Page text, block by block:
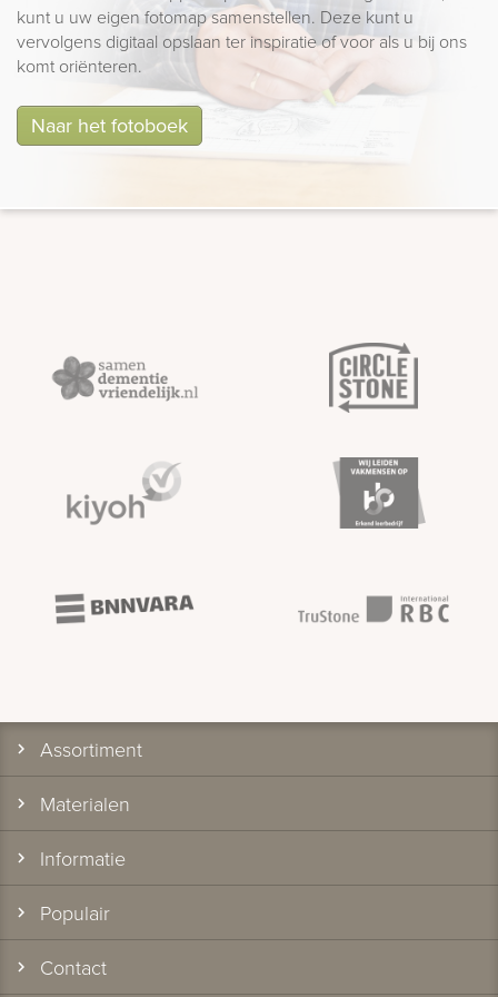
kunt u uw eigen fotomap samenstellen. Deze kunt u
vervolgens digitaal opslaan ter inspiratie of voor als u bij ons
komt oriënteren.
Naar het fotoboek
Assortiment
Materialen
Informatie
Populair
Contact